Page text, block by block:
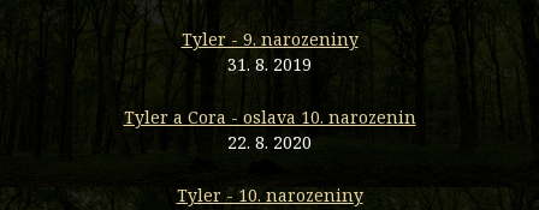
Tyler - 9. narozeniny
31. 8. 2019
Tyler a Cora - oslava 10. narozenin
22. 8. 2020
Tyler - 10. narozeniny